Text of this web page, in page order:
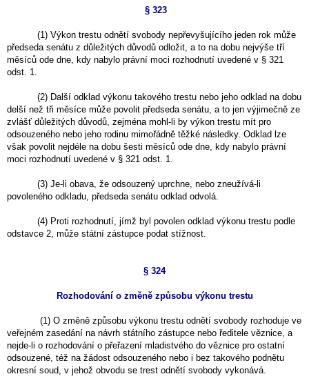
§ 323
(1) Výkon trestu odnětí svobody nepřevyšujícího jeden rok může
předseda senátu z důležitých důvodů odložit, a to na dobu nejvýše tří
měsíců ode dne, kdy nabylo právní moci rozhodnutí uvedené v § 321
odst. 1.
(2) Další odklad výkonu takového trestu nebo jeho odklad na dobu
delší než tři měsíce může povolit předseda senátu, a to jen výjimečně ze
zvlášť důležitých důvodů, zejména mohl-li by výkon trestu mít pro
odsouzeného nebo jeho rodinu mimořádně těžké následky. Odklad lze
však povolit nejdéle na dobu šesti měsíců ode dne, kdy nabylo právní
moci rozhodnutí uvedené v § 321 odst. 1.
(3) Je-li obava, že odsouzený uprchne, nebo zneužívá-li
povoleného odkladu, předseda senátu odklad odvolá.
(4) Proti rozhodnutí, jímž byl povolen odklad výkonu trestu podle
odstavce 2, může státní zástupce podat stížnost.
§ 324
Rozhodování o změně způsobu výkonu trestu
(1) O změně způsobu výkonu trestu odnětí svobody rozhoduje ve
veřejném zasedání na návrh státního zástupce nebo ředitele věznice, a
nejde-li o rozhodování o přeřazení mladistvého do věznice pro ostatní
odsouzené, též na žádost odsouzeného nebo i bez takového podnětu
okresní soud, v jehož obvodu se trest odnětí svobody vykonává.